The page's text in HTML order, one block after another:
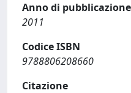
Anno di pubblicazione
2011
Codice ISBN
9788806208660
Citazione